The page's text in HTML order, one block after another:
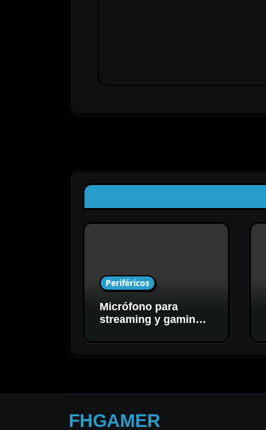
Periféricos
Micrófono para
streaming y gaming:
para tu setup
FHGAMER